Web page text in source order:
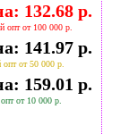
132.68 р.
опт от 100 000 р.
141.97 р.
опт от 50 000 р.
159.01 р.
от 10 000 р.